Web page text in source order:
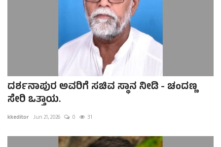
ದರ್ಶನಾಪುರ ಅವರಿಗೆ ಸಚಿವ ಸ್ಥಾನ ನೀಡಿ - ಚಂದಣ್ಣ
ಸೇರಿ ಒತ್ತಾಯ.
kkeditor Jun 21, 2026 0 31